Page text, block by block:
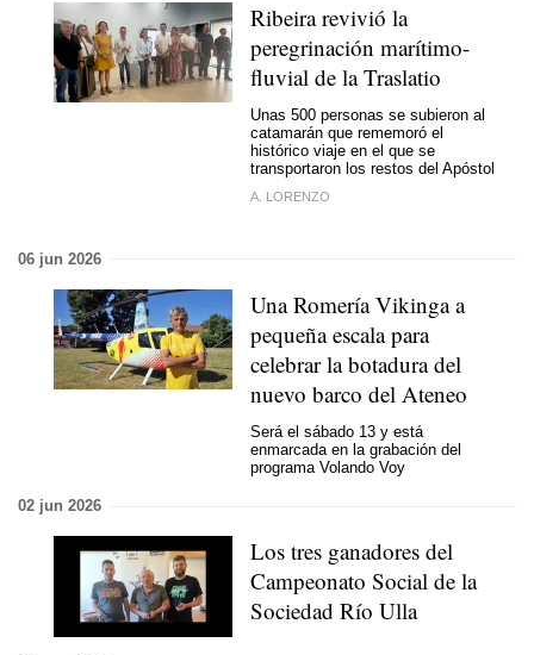
Ribeira revivió la
peregrinación marítimo-
fluvial de la Traslatio
Unas 500 personas se subieron al
catamarán que rememoró el
histórico viaje en el que se
transportaron los restos del Apóstol
A. LORENZO
06 jun 2026
Una Romería Vikinga a
pequeña escala para
celebrar la botadura del
nuevo barco del Ateneo
Será el sábado 13 y está
enmarcada en la grabación del
programa Volando Voy
02 jun 2026
Los tres ganadores del
Campeonato Social de la
Sociedad Río Ulla